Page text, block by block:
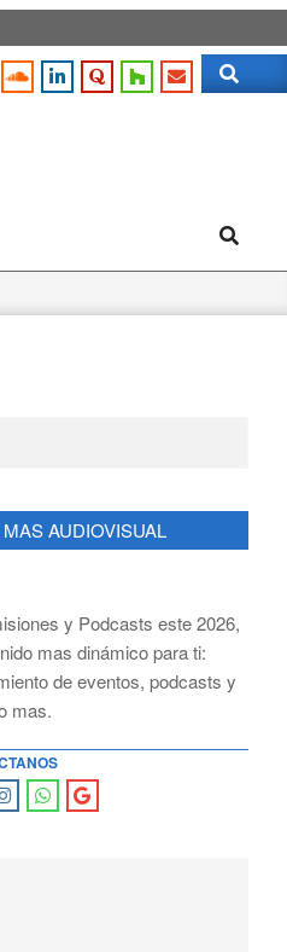
Search
Search
AUDIOVISUAL
y Podcasts este 2026,
mas dinámico para ti:
de eventos, podcasts y
mas.